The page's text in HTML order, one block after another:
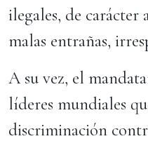
ilegales, de
malas entrañas,
A su vez, el
líderes mundiales
discriminación